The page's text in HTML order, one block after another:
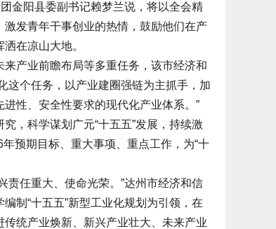
金阳县委副书记赖梦兰说，将以全会精
发青年干事创业的热情，鼓励他们在产
在凉山大地。
产业前瞻布局等多重任务，该市经济和
这个任务，以产业建圈强链为主抓手，加
性、安全性要求的现代化产业体系。”
科学谋划广元“十五五”发展，持续激
预期目标、重大事项、重点工作，为“十
任重大、使命光荣。”达州市经济和信
制“十五五”新型工业化规划为引领，在
统产业焕新、新兴产业壮大、未来产业